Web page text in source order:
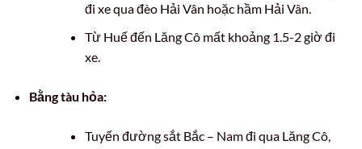
đi xe qua đèo Hải Vân hoặc hầm Hải Vân.
Từ Huế đến Lăng Cô mất khoảng 1.5-2 giờ đi
xe.
Bằng tàu hỏa:
Tuyến đường sắt Bắc – Nam đi qua Lăng Cô,